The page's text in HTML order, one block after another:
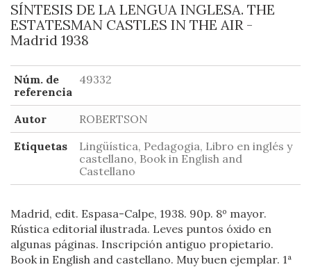
SÍNTESIS DE LA LENGUA INGLESA. THE
ESTATESMAN CASTLES IN THE AIR -
Madrid 1938
Núm. de
referencia
49332
Autor
ROBERTSON
Etiquetas
Lingüística, Pedagogia, Libro en inglés y
castellano, Book in English and
Castellano
Madrid, edit. Espasa-Calpe, 1938. 90p. 8º mayor.
Rústica editorial ilustrada. Leves puntos óxido en
algunas páginas. Inscripción antiguo propietario.
Book in English and castellano. Muy buen ejemplar. 1ª